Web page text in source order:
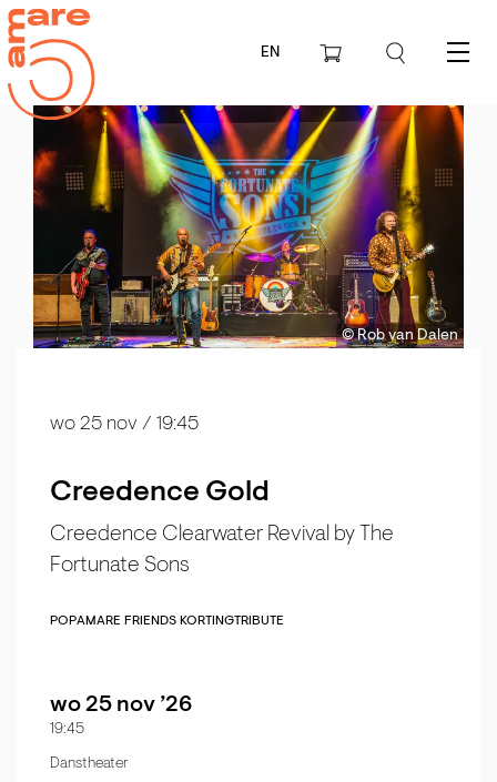
EN Menu
© Rob van Dalen
Creedence Gold
Creedence Clearwater Revival by The
Fortunate Sons
wo 25 nov / 19:45
POPAMARE FRIENDS KORTING TRIBUTE
wo 25 nov ’26
19:45
Danstheater